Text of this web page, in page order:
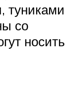
туниками
со
носить